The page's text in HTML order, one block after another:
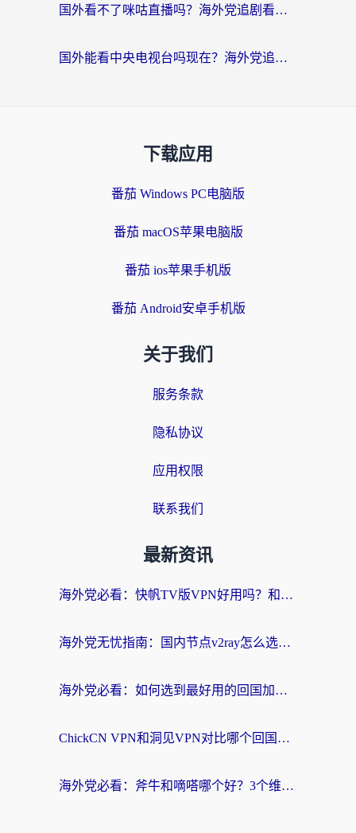
国外看不了咪咕直播吗？海外党追剧看片的加速器选择指南
国外能看中央电视台吗现在？海外党追剧看央视的实用指南
下载应用
番茄 Windows PC电脑版
番茄 macOS苹果电脑版
番茄 ios苹果手机版
番茄 Android安卓手机版
关于我们
服务条款
隐私协议
应用权限
联系我们
最新资讯
海外党必看：快帆TV版VPN好用吗？和快游VPN对比哪个回国效果更好？附实用避坑指南
海外党无忧指南：国内节点v2ray怎么选？一键回国VPN+多场景实测帮你避坑
海外党必看：如何选到最好用的回国加速器？从节点到售后的全维度指南
ChickCN VPN和洞见VPN对比哪个回国效果更好？海外党亲测3款加速器+避坑指南
海外党必看：斧牛和嘀嗒哪个好？3个维度教你选对回国加速器